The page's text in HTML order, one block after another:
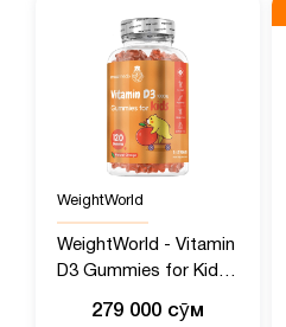
WeightWorld
WeightWorld - Vitamin
D3 Gummies for Kids,
279 000 сӯм